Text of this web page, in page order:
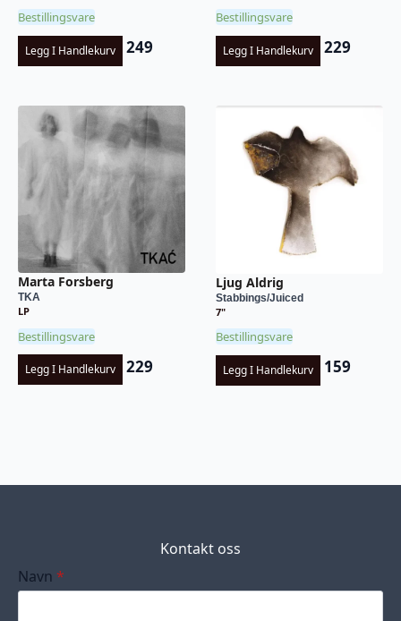
Bestillingsvare
Legg I Handlekurv 249
Bestillingsvare
Legg I Handlekurv 229
Marta Forsberg
TKA
LP
Bestillingsvare
Legg I Handlekurv 229
Ljug Aldrig
Stabbings/Juiced
7"
Bestillingsvare
Legg I Handlekurv 159
Kontakt oss
Navn *